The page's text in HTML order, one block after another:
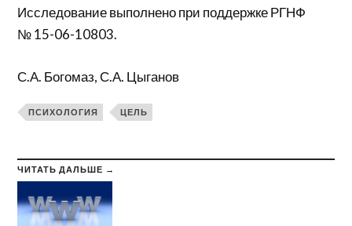
Исследование выполнено при поддержке РГНФ
№ 15-06-10803.
С.А. Богомаз, С.А. Цыганов
ПСИХОЛОГИЯ ЦЕЛЬ
ЧИТАТЬ ДАЛЬШЕ →